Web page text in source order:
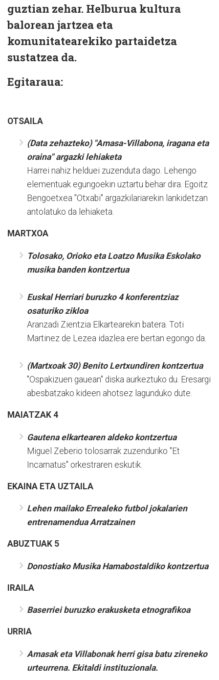
guztian zehar. Helburua kultura
balorean jartzea eta
komunitatearekiko partaidetza
sustatzea da.
Egitaraua:
OTSAILA
(Data zehazteko) "Amasa-Villabona, iragana eta
oraina" argazki lehiaketa
Harrei nahiz helduei zuzenduta dago. Lehengo
elementuak egungoekin uztartu behar dira. Egoitz
Bengoetxea "Otxabi" argazkilariarekin lankidetzan
antolatuko da lehiaketa.
MARTXOA
Tolosako, Orioko eta Loatzo Musika Eskolako
musika banden kontzertua
Euskal Herriari buruzko 4 konferentziaz
osaturiko zikloa
Aranzadi Zientzia Elkartearekin batera. Toti
Martinez de Lezea idazlea ere bertan egongo da.
(Martxoak 30) Benito Lertxundiren kontzertua
"Ospakizuen gauean" diska aurkeztuko du. Eresargi
abesbatzako kideen ahotsez lagunduko dute.
MAIATZAK 4
Gautena elkartearen aldeko kontzertua
Miguel Zeberio tolosarrak zuzenduriko "Et
Incarnatus" orkestraren eskutik.
EKAINA ETA UZTAILA
Lehen mailako Errealeko futbol jokalarien
entrenamendua Arratzainen
ABUZTUAK 5
Donostiako Musika Hamabostaldiko kontzertua
IRAILA
Baserriei buruzko erakusketa etnografikoa
URRIA
Amasak eta Villabonak herri gisa batu zireneko
urteurrena. Ekitaldi instituzionala.